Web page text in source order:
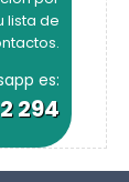
lista de
es:
294